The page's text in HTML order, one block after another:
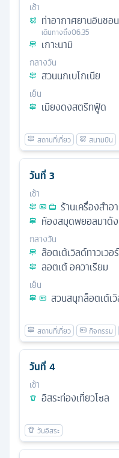
เช้า
ท่าอากาศยานอินชอน
เดินทางถึง06.35
เกาะนามิ
กลางวัน
สวนนกเบโกเนีย
เย็น
เมียงดงสตรีทฟู้ด
วันที่ 3
เช้า
ร้านเครื่องสำอ
ห้องสมุดพยอลมาดัง
กลางวัน
ล๊อตเต้เวิลด์ทาวเวอ
ลอตเต้ อควาเรียม
เย็น
สวนสนุกล็อตเต้เ
วันที่ 4
เช้า
อิสระท่องเที่ยวโซล